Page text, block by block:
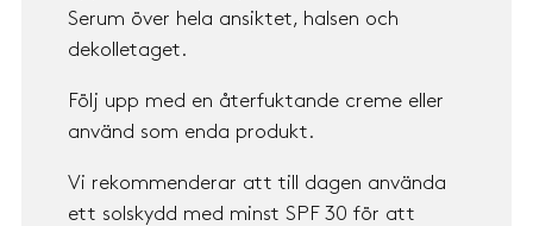
Serum över hela ansiktet, halsen och
dekolletaget.
Följ upp med en återfuktande creme eller
använd som enda produkt.
Vi rekommenderar att till dagen använda
ett solskydd med minst SPF 30 för att